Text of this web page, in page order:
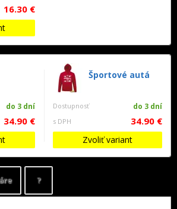
16.30 €
do 3 dní
34.90 €
Športové autá
Dostupnosť do 3 dní
s DPH 34.90 €
Zvoliť variant
?